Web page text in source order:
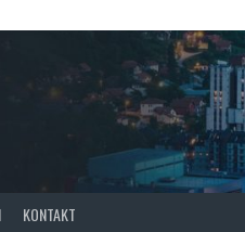
KONTAKT